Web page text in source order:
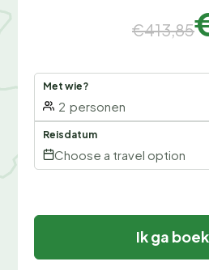
€413,85
Met wie?
2 personen
Reisdatum
Choose a travel option
Ik ga